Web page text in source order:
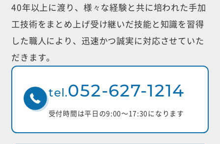
40年以上に渡り、様々な経験と共に培われた手加
工技術をまとめ上げ受け継いだ技能と知識を習得
した職人により、迅速かつ誠実に対応させていた
だきます。
tel.052-627-1214
受付時間は平日の9:00〜17:30になります